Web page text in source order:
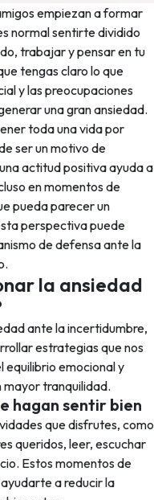
empiezan a formar
normal sentirte dividido
trabajar y pensar en tu
tengas claro lo que
y las preocupaciones
una gran ansiedad.
toda una vida por
ser un motivo de
actitud positiva ayuda a
en momentos de
pueda parecer un
perspectiva puede
de defensa ante la
la ansiedad
ante la incertidumbre,
estrategias que nos
equilibrio emocional y
tranquilidad.
hagan sentir bien
que disfrutes, como
queridos, leer, escuchar
Estos momentos de
a reducir la